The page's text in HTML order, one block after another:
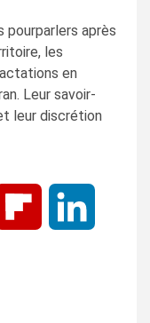
pourparlers après
les
en
Leur savoir-
leur discrétion
Flipboard